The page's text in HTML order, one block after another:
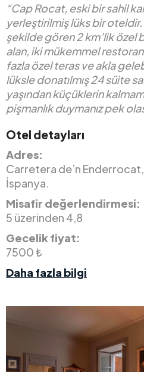
“Cap Rocat, eski bir sahil
yerleştirilmiş lüks bir
şekilde gören 2 km’lik özel
alan, iki mükemmel
fazla özel teras ve akla
lüksle donatılmış 24 süite
yaşından küçüklerin
pişmanlık duymanız pek
Otel detayları
Adres:
Carretera de’n
İspanya.
Misafir değerlendirmesi:
5 üzerinden 4,8
Gecelik fiyat:
7500 ₺
Daha fazla bilgi